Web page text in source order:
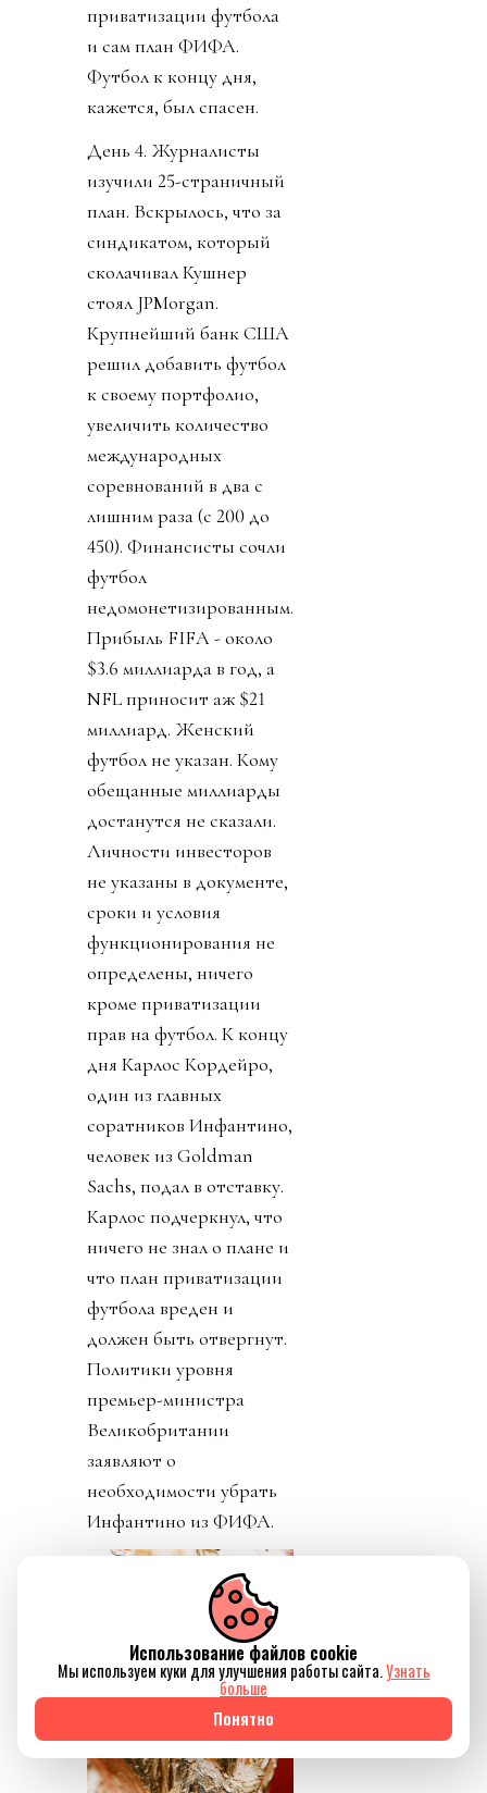
приватизации футбола
и сам план ФИФА.
Футбол к концу дня,
кажется, был спасен.
День 4. Журналисты
изучили 25-страничный
план. Вскрылось, что за
синдикатом, который
сколачивал Кушнер
стоял JPMorgan.
Крупнейший банк США
решил добавить футбол
к своему портфолио,
увеличить количество
международных
соревнований в два с
лишним раза (с 200 до
450). Финансисты сочли
футбол
недомонетизированным.
Прибыль FIFA - около
$3.6 миллиарда в год, а
NFL приносит аж $21
миллиард. Женский
футбол не указан. Кому
обещанные миллиарды
достанутся не сказали.
Личности инвесторов
не указаны в документе,
сроки и условия
функционирования не
определены, ничего
кроме приватизации
прав на футбол. К концу
дня Карлос Кордейро,
один из главных
соратников Инфантино,
человек из Goldman
Sachs, подал в отставку.
Карлос подчеркнул, что
ничего не знал о плане и
что план приватизации
футбола вреден и
должен быть отвергнут.
Политики уровня
премьер-министра
Великобритании
заявляют о
необходимости убрать
Инфантино из ФИФА.
Использование файлов cookie
Мы используем куки для улучшения работы сайта.Узнать
больше
Понятно